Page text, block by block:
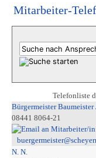
Mitarbeiter-
Telefonliste
Bürgermeister Baumeister
08441 8064-21
N. N.